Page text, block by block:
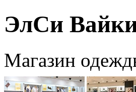
ЭлСи
Магазин